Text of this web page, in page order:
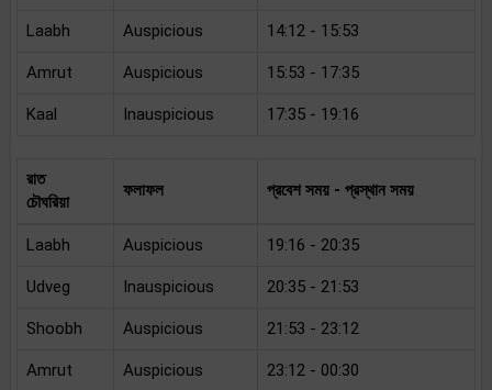
Laabh Auspicious 14:12 - 15:53
Amrut Auspicious 15:53 - 17:35
Kaal Inauspicious 17:35 - 19:16
রাত
চৌঘরিয়া
ফলাফল প্রবেশ সময় - প্রস্থান সময়
Laabh Auspicious 19:16 - 20:35
Udveg Inauspicious 20:35 - 21:53
Shoobh Auspicious 21:53 - 23:12
Amrut Auspicious 23:12 - 00:30